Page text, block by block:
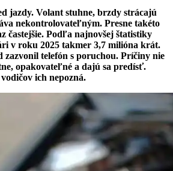
jazdy. Volant stuhne, brzdy strácajú
nekontrolovateľným. Presne takéto
častejšie. Podľa najnovšej štatistiky
v roku 2025 takmer 3,7 milióna krát.
zazvonil telefón s poruchou. Príčiny nie
opakovateľné a dajú sa predísť.
ich nepozná.